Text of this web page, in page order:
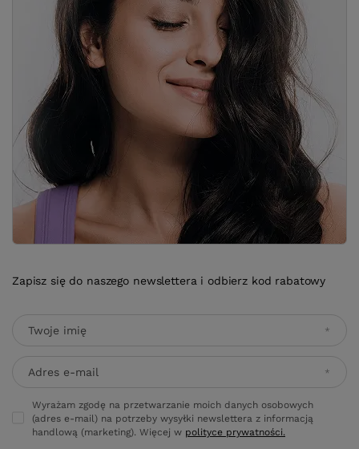
Zapisz się do naszego newslettera i odbierz kod rabatowy
Twoje imię
Adres e-mail
Wyrażam zgodę na przetwarzanie moich danych osobowych
(adres e-mail) na potrzeby wysyłki newslettera z informacją
handlową (marketing). Więcej w polityce prywatności.